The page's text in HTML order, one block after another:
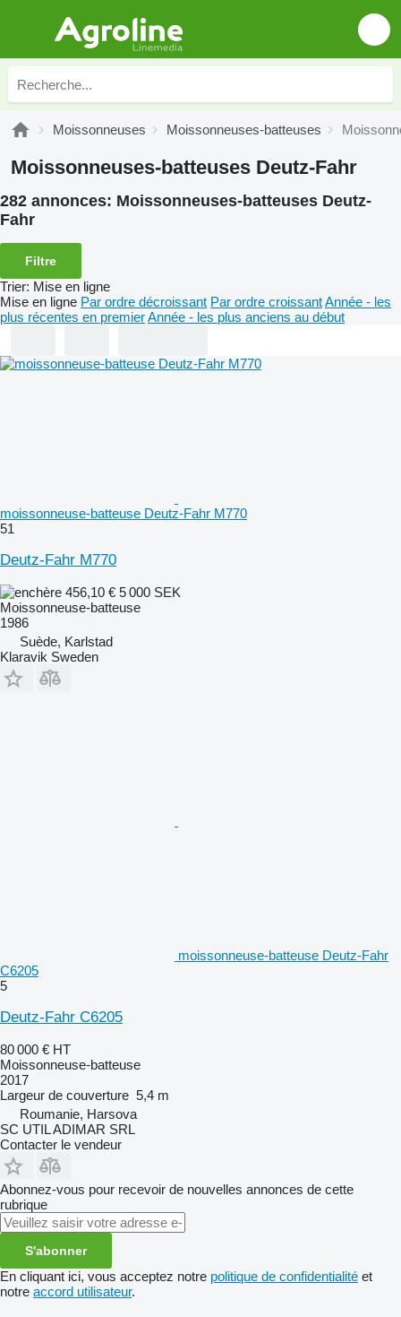
Moissonneuses Moissonneuses-batteuses
Moissonneuses-batteuses Deutz-Fahr
282 annonces: Moissonneuses-batteuses Deutz-
Fahr
Filtre
Trier: Mise en ligne
Mise en ligne Par ordre décroissant Par ordre croissantAnnée - les
plus récentes en premierAnnée - les plus anciens au début
moissonneuse-batteuse Deutz-Fahr M770
51
Deutz-Fahr M770
456,10 € 5 000 SEK
Moissonneuse-batteuse
1986
Suède, Karlstad
Klaravik Sweden
moissonneuse-batteuse Deutz-Fahr
C6205
5
Deutz-Fahr C6205
80 000 € HT
Moissonneuse-batteuse
2017
Largeur de couverture 5,4 m
Roumanie, Harsova
SC UTIL ADIMAR SRL
Contacter le vendeur
Abonnez-vous pour recevoir de nouvelles annonces de cette
rubrique
S'abonner
En cliquant ici, vous acceptez notre politique de confidentialité et
notre accord utilisateur.